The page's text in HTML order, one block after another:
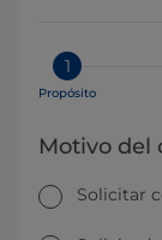
1
Propósito
Motivo del
Solicitar